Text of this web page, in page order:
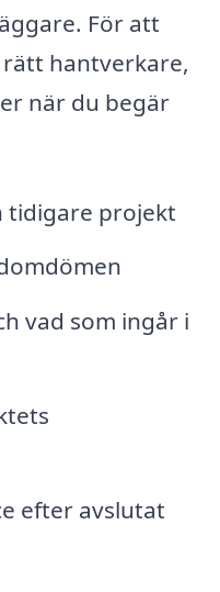
För att
hantverkare,
när du begär
tidigare projekt
vad som ingår i
efter avslutat